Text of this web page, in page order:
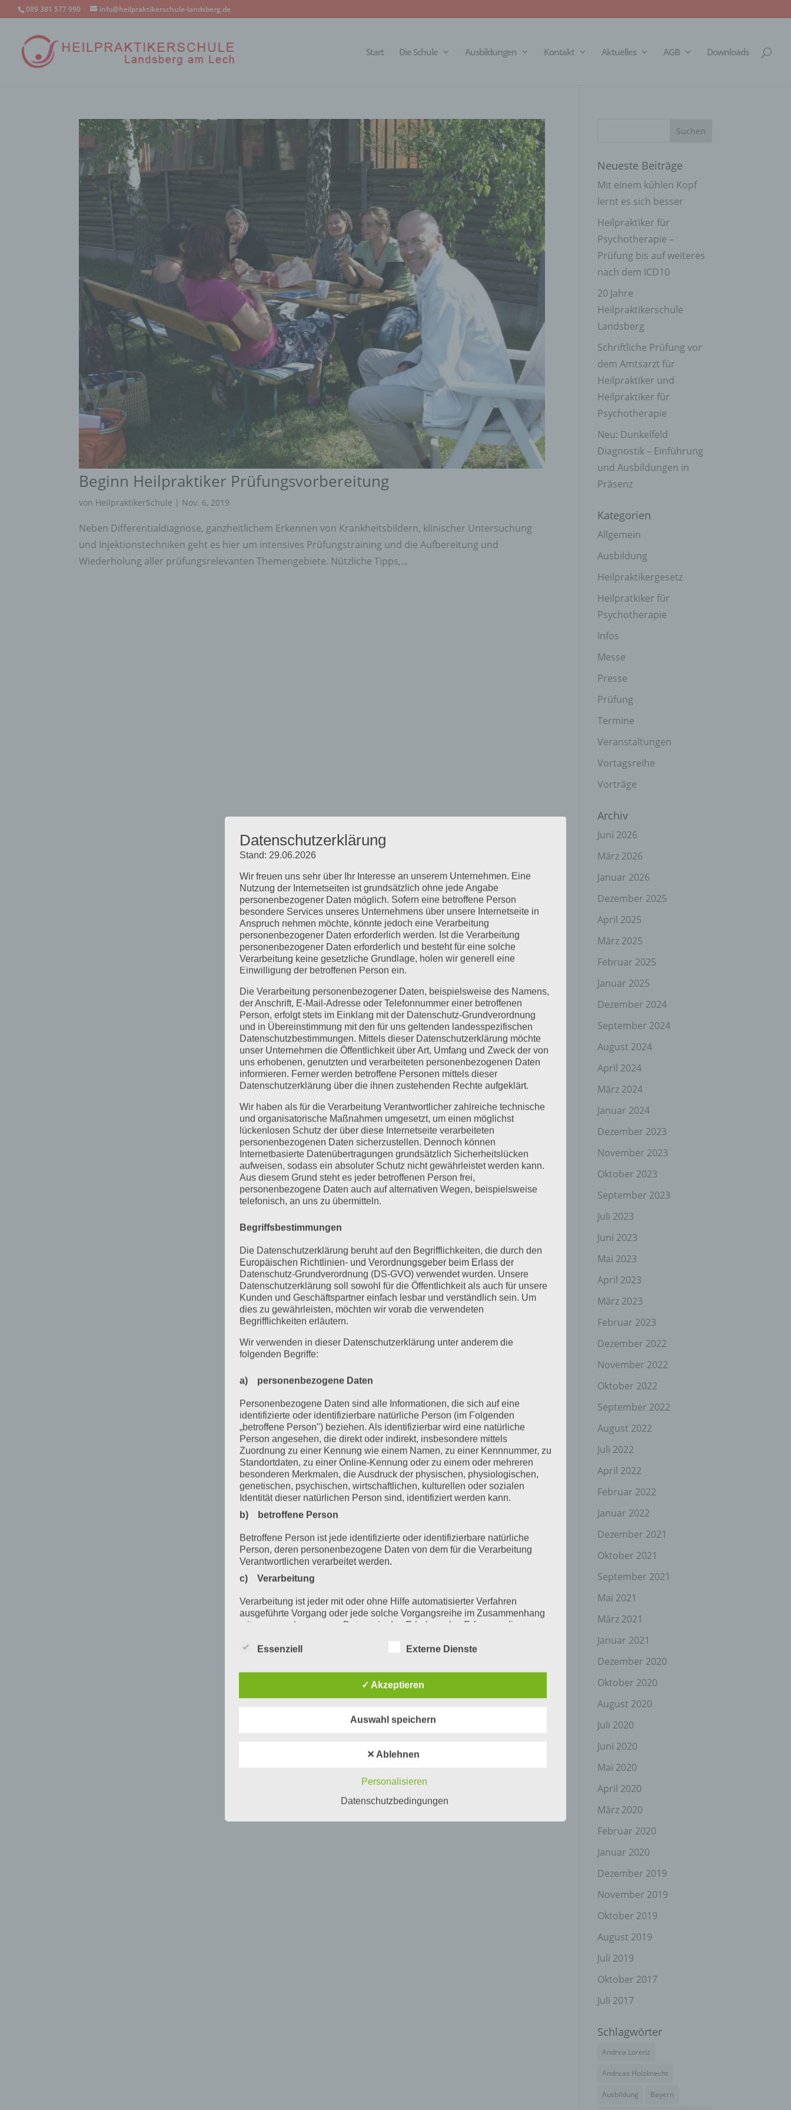
089 381 577 990 info@heilpraktikerschule-landsberg.de
Start Die Schule Ausbildungen Kontakt Aktuelles AGB Downloads
Beginn Heilpraktiker Prüfungsvorbereitung
von HeilpraktikerSchule | Nov. 6, 2019
Neben Differentialdiagnose, ganzheitlichem Erkennen von Krankheitsbildern, klinischer Untersuchung
und Injektionstechniken geht es hier um intensives Prüfungstraining und die Aufbereitung und
Wiederholung aller prüfungsrelevanten Themengebiete. Nützliche Tipps,...
Neueste Beiträge
Mit einem kühlen Kopf
lernt es sich besser
Heilpraktiker für
Psychotherapie –
Prüfung bis auf weiteres
nach dem ICD10
20 Jahre
Heilpraktikerschule
Landsberg
Schriftliche Prüfung vor
dem Amtsarzt für
Heilpraktiker und
Heilpraktiker für
Psychotherapie
Neu: Dunkelfeld
Diagnostik – Einführung
und Ausbildungen in
Präsenz
Kategorien
Allgemein
Ausbildung
Heilpraktikergesetz
Heilpratkiker für
Psychotherapie
Infos
Messe
Presse
Prüfung
Termine
Veranstaltungen
Vortagsreihe
Vorträge
Archiv
Juni 2026
März 2026
Januar 2026
Dezember 2025
April 2025
März 2025
Februar 2025
Januar 2025
Dezember 2024
September 2024
August 2024
April 2024
März 2024
Januar 2024
Dezember 2023
November 2023
Oktober 2023
September 2023
Juli 2023
Juni 2023
Mai 2023
April 2023
März 2023
Februar 2023
Dezember 2022
November 2022
Oktober 2022
September 2022
August 2022
Juli 2022
April 2022
Februar 2022
Januar 2022
Dezember 2021
Oktober 2021
September 2021
Mai 2021
März 2021
Januar 2021
Dezember 2020
Oktober 2020
August 2020
Juli 2020
Juni 2020
Mai 2020
April 2020
März 2020
Februar 2020
Januar 2020
Dezember 2019
November 2019
Oktober 2019
August 2019
Juli 2019
Oktober 2017
Juli 2017
Schlagwörter
Andrea Lorenz
Andreas Holzknecht
Ausbildung Bayern
Datenschutzerklärung
Stand: 29.06.2026
Wir freuen uns sehr über Ihr Interesse an unserem Unternehmen. Eine
Nutzung der Internetseiten ist grundsätzlich ohne jede Angabe
personenbezogener Daten möglich. Sofern eine betroffene Person
besondere Services unseres Unternehmens über unsere Internetseite in
Anspruch nehmen möchte, könnte jedoch eine Verarbeitung
personenbezogener Daten erforderlich werden. Ist die Verarbeitung
personenbezogener Daten erforderlich und besteht für eine solche
Verarbeitung keine gesetzliche Grundlage, holen wir generell eine
Einwilligung der betroffenen Person ein.
Die Verarbeitung personenbezogener Daten, beispielsweise des Namens,
der Anschrift, E-Mail-Adresse oder Telefonnummer einer betroffenen
Person, erfolgt stets im Einklang mit der Datenschutz-Grundverordnung
und in Übereinstimmung mit den für uns geltenden landesspezifischen
Datenschutzbestimmungen. Mittels dieser Datenschutzerklärung möchte
unser Unternehmen die Öffentlichkeit über Art, Umfang und Zweck der von
uns erhobenen, genutzten und verarbeiteten personenbezogenen Daten
informieren. Ferner werden betroffene Personen mittels dieser
Datenschutzerklärung über die ihnen zustehenden Rechte aufgeklärt.
Wir haben als für die Verarbeitung Verantwortlicher zahlreiche technische
und organisatorische Maßnahmen umgesetzt, um einen möglichst
lückenlosen Schutz der über diese Internetseite verarbeiteten
personenbezogenen Daten sicherzustellen. Dennoch können
Internetbasierte Datenübertragungen grundsätzlich Sicherheitslücken
aufweisen, sodass ein absoluter Schutz nicht gewährleistet werden kann.
Aus diesem Grund steht es jeder betroffenen Person frei,
personenbezogene Daten auch auf alternativen Wegen, beispielsweise
telefonisch, an uns zu übermitteln.
Begriffsbestimmungen
Die Datenschutzerklärung beruht auf den Begrifflichkeiten, die durch den
Europäischen Richtlinien- und Verordnungsgeber beim Erlass der
Datenschutz-Grundverordnung (DS-GVO) verwendet wurden. Unsere
Datenschutzerklärung soll sowohl für die Öffentlichkeit als auch für unsere
Kunden und Geschäftspartner einfach lesbar und verständlich sein. Um
dies zu gewährleisten, möchten wir vorab die verwendeten
Begrifflichkeiten erläutern.
Wir verwenden in dieser Datenschutzerklärung unter anderem die
folgenden Begriffe:
a) personenbezogene Daten
Personenbezogene Daten sind alle Informationen, die sich auf eine
identifizierte oder identifizierbare natürliche Person (im Folgenden
„betroffene Person") beziehen. Als identifizierbar wird eine natürliche
Person angesehen, die direkt oder indirekt, insbesondere mittels
Zuordnung zu einer Kennung wie einem Namen, zu einer Kennnummer, zu
Standortdaten, zu einer Online-Kennung oder zu einem oder mehreren
besonderen Merkmalen, die Ausdruck der physischen, physiologischen,
genetischen, psychischen, wirtschaftlichen, kulturellen oder sozialen
Identität dieser natürlichen Person sind, identifiziert werden kann.
b) betroffene Person
Betroffene Person ist jede identifizierte oder identifizierbare natürliche
Person, deren personenbezogene Daten von dem für die Verarbeitung
Verantwortlichen verarbeitet werden.
c) Verarbeitung
Verarbeitung ist jeder mit oder ohne Hilfe automatisierter Verfahren
ausgeführte Vorgang oder jede solche Vorgangsreihe im Zusammenhang
mit personenbezogenen Daten wie das Erheben, das Erfassen, die
Veränderung, das Auslesen, das Abfragen, die Verwendung, die
Bereitstellung, den Abgleich oder die Verknüpfung, die Einschränkung, das
Löschen oder die Vernichtung.
d) Einschränkung der Verarbeitung
Einschränkung der Verarbeitung ist die Markierung gespeicherter
Profiling ist jede Art der automatisierten Verarbeitung personenbezogener
Daten, die darin besteht, dass diese personenbezogenen Daten verwendet
Person beziehen, zu bewerten, insbesondere, um Aspekte bezüglich
Essenziell Externe Dienste
✓ Akzeptieren
Auswahl speichern
✕ Ablehnen
Personalisieren
Datenschutzbedingungen